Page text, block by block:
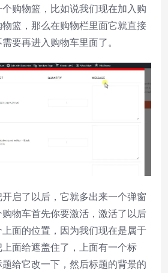
购物篮，比如说我们现在加入购
篮，那么在购物栏里面它就直接
要再进入购物车里面了。
启了以后，它就多出来一个弹窗
物车首先你要激活，激活了以后
面的位置，因为我们现在是属于
面给遮盖住了，上面有一个标
给它改一下，然后标题的背景的